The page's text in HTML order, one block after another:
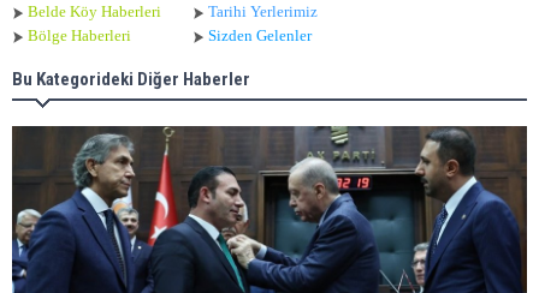
Belde Köy Haberleri
Bölge Haberleri
Tarihi Yerlerimiz
Sizden Gelenler
Bu Kategorideki Diğer Haberler